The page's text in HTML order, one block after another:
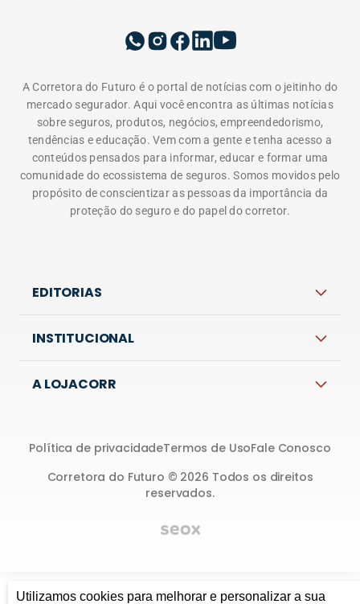
A Corretora do Futuro é o portal de notícias com o jeitinho do
mercado segurador. Aqui você encontra as últimas notícias
sobre seguros, produtos, negócios, empreendedorismo,
tendências e educação. Vem com a gente e tenha acesso a
conteúdos pensados para informar, educar e formar uma
comunidade do ecossistema de seguros. Somos movidos pelo
propósito de conscientizar as pessoas da importância da
proteção do seguro e do papel do corretor.
EDITORIAS
INSTITUCIONAL
A LOJACORR
Corretora do Futuro © 2026 Todos os direitos
reservados.
Política de privacidadeTermos de UsoFale Conosco
Utilizamos cookies para melhorar e personalizar a sua